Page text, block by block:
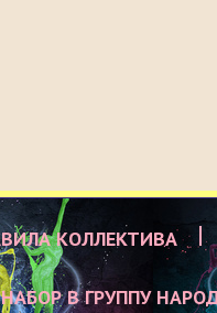
КОЛЛЕКТИВА
НАБОР В ГРУППУ